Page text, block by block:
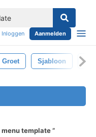
Inloggen Aanmelden
Groet Sjabloon
template